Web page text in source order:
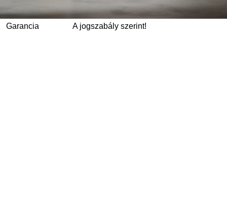
Garancia A jogszabály szerint!